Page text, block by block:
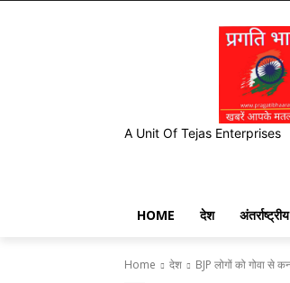
A Unit Of Tejas Enterprises
HOME देश अंतर्राष्ट्रीय
Home देश BJP लोगों को गोवा से